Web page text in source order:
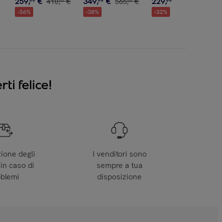
-36% -38% -32%
felice!
degli
caso di
I venditori sono
sempre a tua
disposizione